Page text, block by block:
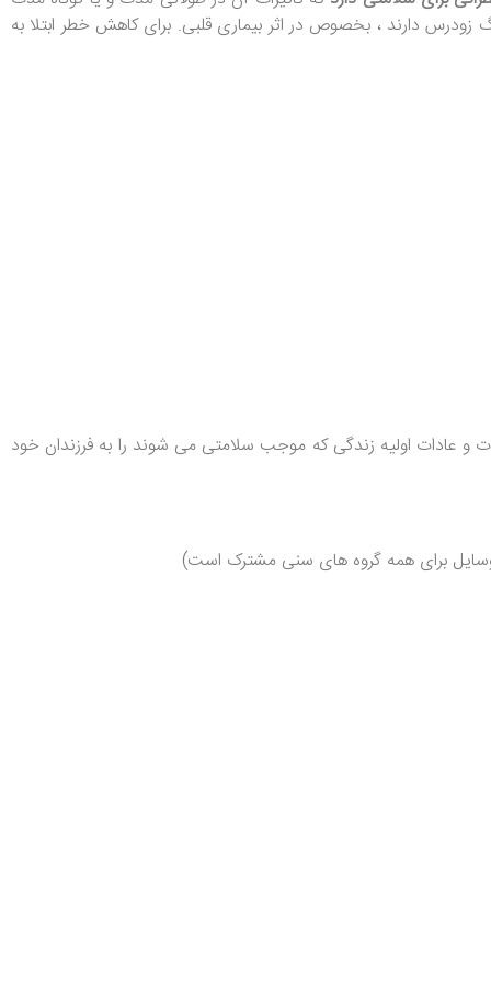
زودرس دارند ، بخصوص در اثر بیماری قلبی. برای کاهش خطر ابتلا به
و عادات اولیه زندگی که موجب سلامتی می شوند را به فرزندان خود
وسایل برای همه گروه های سنی مشترک است)